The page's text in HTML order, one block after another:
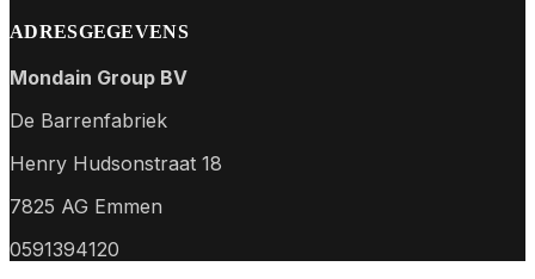
ADRESGEGEVENS
Mondain Group BV
De Barrenfabriek
Henry Hudsonstraat 18
7825 AG Emmen
0591394120